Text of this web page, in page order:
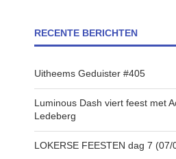
RECENTE BERICHTEN
Uitheems Geduister #405
Luminous Dash viert feest met
Ledeberg
LOKERSE FEESTEN dag 7 (07/